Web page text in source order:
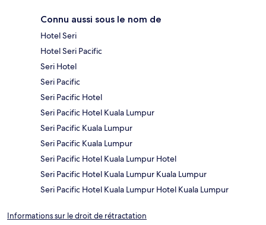
Connu aussi sous le nom de
Hotel Seri
Hotel Seri Pacific
Seri Hotel
Seri Pacific
Seri Pacific Hotel
Seri Pacific Hotel Kuala Lumpur
Seri Pacific Kuala Lumpur
Seri Pacific Kuala Lumpur
Seri Pacific Hotel Kuala Lumpur Hotel
Seri Pacific Hotel Kuala Lumpur Kuala Lumpur
Seri Pacific Hotel Kuala Lumpur Hotel Kuala Lumpur
Informations sur le droit de rétractation